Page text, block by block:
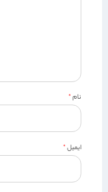
نام*
ایمیل*